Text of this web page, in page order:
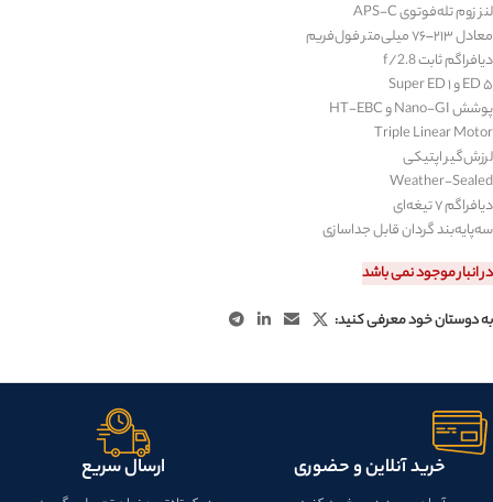
لنز زوم تله‌فوتوی APS-C
معادل ۲۱۳–۷۶ میلی‌متر فول‌فریم
دیافراگم ثابت f/2.8
۵ ED و ۱ Super ED
پوشش Nano-GI و HT-EBC
Triple Linear Motor
لرزش‌گیر اپتیکی
Weather-Sealed
دیافراگم ۷ تیغه‌ای
سه‌پایه‌بند گردان قابل جداسازی
در انبار موجود نمی باشد
به دوستان خود معرفی کنید:
خرید آنلاین و حضوری ارسال سریع